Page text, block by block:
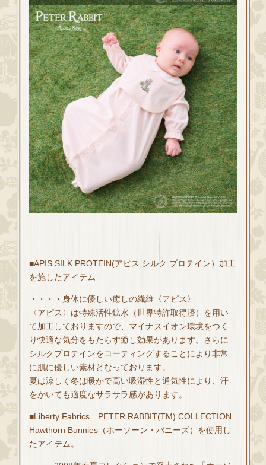
■APIS SILK PROTEIN(アピス シルク プロテイン）​加工
を施したアイテム
・・・・身体に優しい癒しの繊維〈アピス〉​
〈アピス〉は特殊活性鉱水（世界特許取得済）を用い
て加工しておりますので、マイナスイオン環境をつく
り快適な気分をもたらす癒し効果があります。さらに
シルクプロテインをコーティングすることにより非常
に肌に優しい素材となっております。​
夏は涼しく冬は暖かで高い吸湿性と通気性により、汗
をかいても適度なサラサラ感があります。​
■Liberty Fabrics PETER RABBIT(TM) COLLECTION​
Hawthorn Bunnies​（ホーソーン・バニーズ​）を使用し
たアイテム。